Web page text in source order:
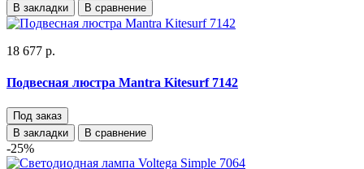
В закладки
В сравнение
18 677 р.
Подвесная люстра Mantra Kitesurf 7142
Под заказ
В закладки
В сравнение
-25%